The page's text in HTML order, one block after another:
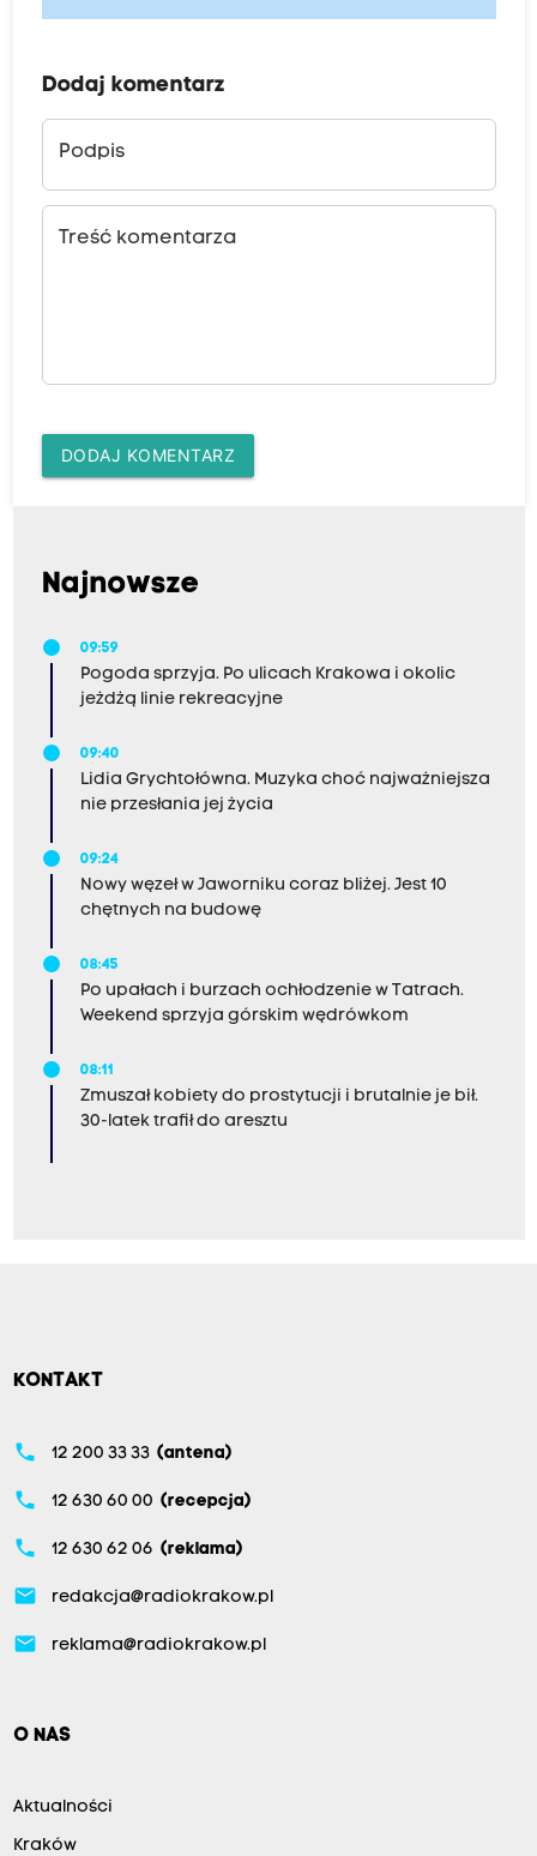
Dodaj komentarz
Podpis
Treść komentarza
DODAJ KOMENTARZ
Najnowsze
09:59
Pogoda sprzyja. Po ulicach Krakowa i okolic
jeżdżą linie rekreacyjne
09:40
Lidia Grychtołówna. Muzyka choć najważniejsza
nie przesłania jej życia
09:24
Nowy węzeł w Jaworniku coraz bliżej. Jest 10
chętnych na budowę
08:45
Po upałach i burzach ochłodzenie w Tatrach.
Weekend sprzyja górskim wędrówkom
08:11
Zmuszał kobiety do prostytucji i brutalnie je bił.
30-latek trafił do aresztu
KONTAKT
phone 12 200 33 33 (antena)
phone 12 630 60 00 (recepcja)
phone 12 630 62 06 (reklama)
email redakcja@radiokrakow.pl
email reklama@radiokrakow.pl
O NAS
Aktualności
Kraków